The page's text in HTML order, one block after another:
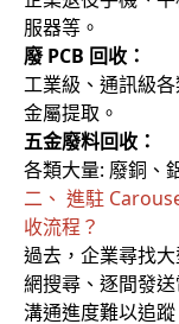
服器等。
廢 PCB 回收：
工業級、通訊級
金屬提取。
五金廢料回收：
各類大量: 廢銅、
二、 進駐
收流程？
過去，企業尋找
網搜尋、逐間發
溝通進度難以追